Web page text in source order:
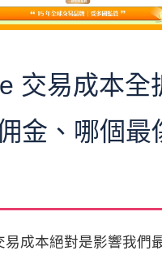
交易成本全
金、哪個最
易成本絕對是影響我們